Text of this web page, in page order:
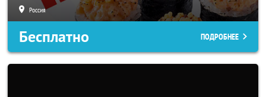
Россия
Бесплатно ПОДРОБНЕЕ